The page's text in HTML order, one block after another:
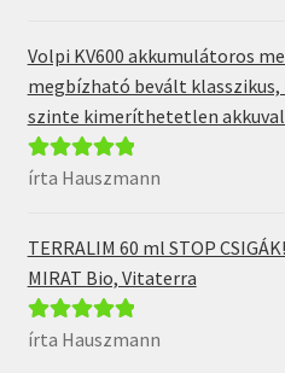
Volpi KV600 akkumulátoros
megbízható bevált
szinte kimeríthetetlen akkuval
Értékelés:5/
írta Hauszmann
TERRALIM 60 ml STOP
MIRAT Bio, Vitaterra
Értékelés:5/
írta Hauszmann